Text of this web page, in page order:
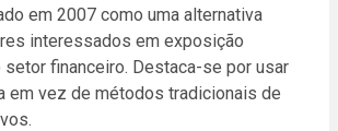
em 2007 como uma alternativa
interessados em exposição
financeiro. Destaca-se por usar
em vez de métodos tradicionais de